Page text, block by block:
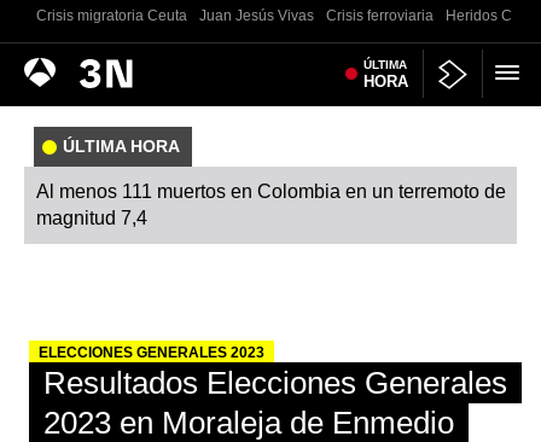
Crisis migratoria Ceuta Juan Jesús Vivas Crisis ferroviaria Heridos
Antena
3
Noticias ÚLTIMA
HORA
ÚLTIMA HORA
Al menos 111 muertos en Colombia en un terremoto de
magnitud 7,4
ELECCIONES GENERALES 2023
Resultados Elecciones Generales
2023 en Moraleja de Enmedio